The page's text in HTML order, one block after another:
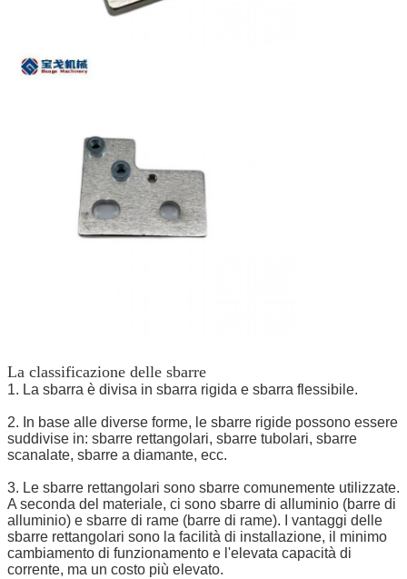
La classificazione delle sbarre
1. La sbarra è divisa in sbarra rigida e sbarra flessibile.
2. In base alle diverse forme, le sbarre rigide possono essere
suddivise in: sbarre rettangolari, sbarre tubolari, sbarre
scanalate, sbarre a diamante, ecc.
3. Le sbarre rettangolari sono sbarre comunemente utilizzate.
A seconda del materiale, ci sono sbarre di alluminio (barre di
alluminio) e sbarre di rame (barre di rame). I vantaggi delle
sbarre rettangolari sono la facilità di installazione, il minimo
cambiamento di funzionamento e l'elevata capacità di
corrente, ma un costo più elevato.